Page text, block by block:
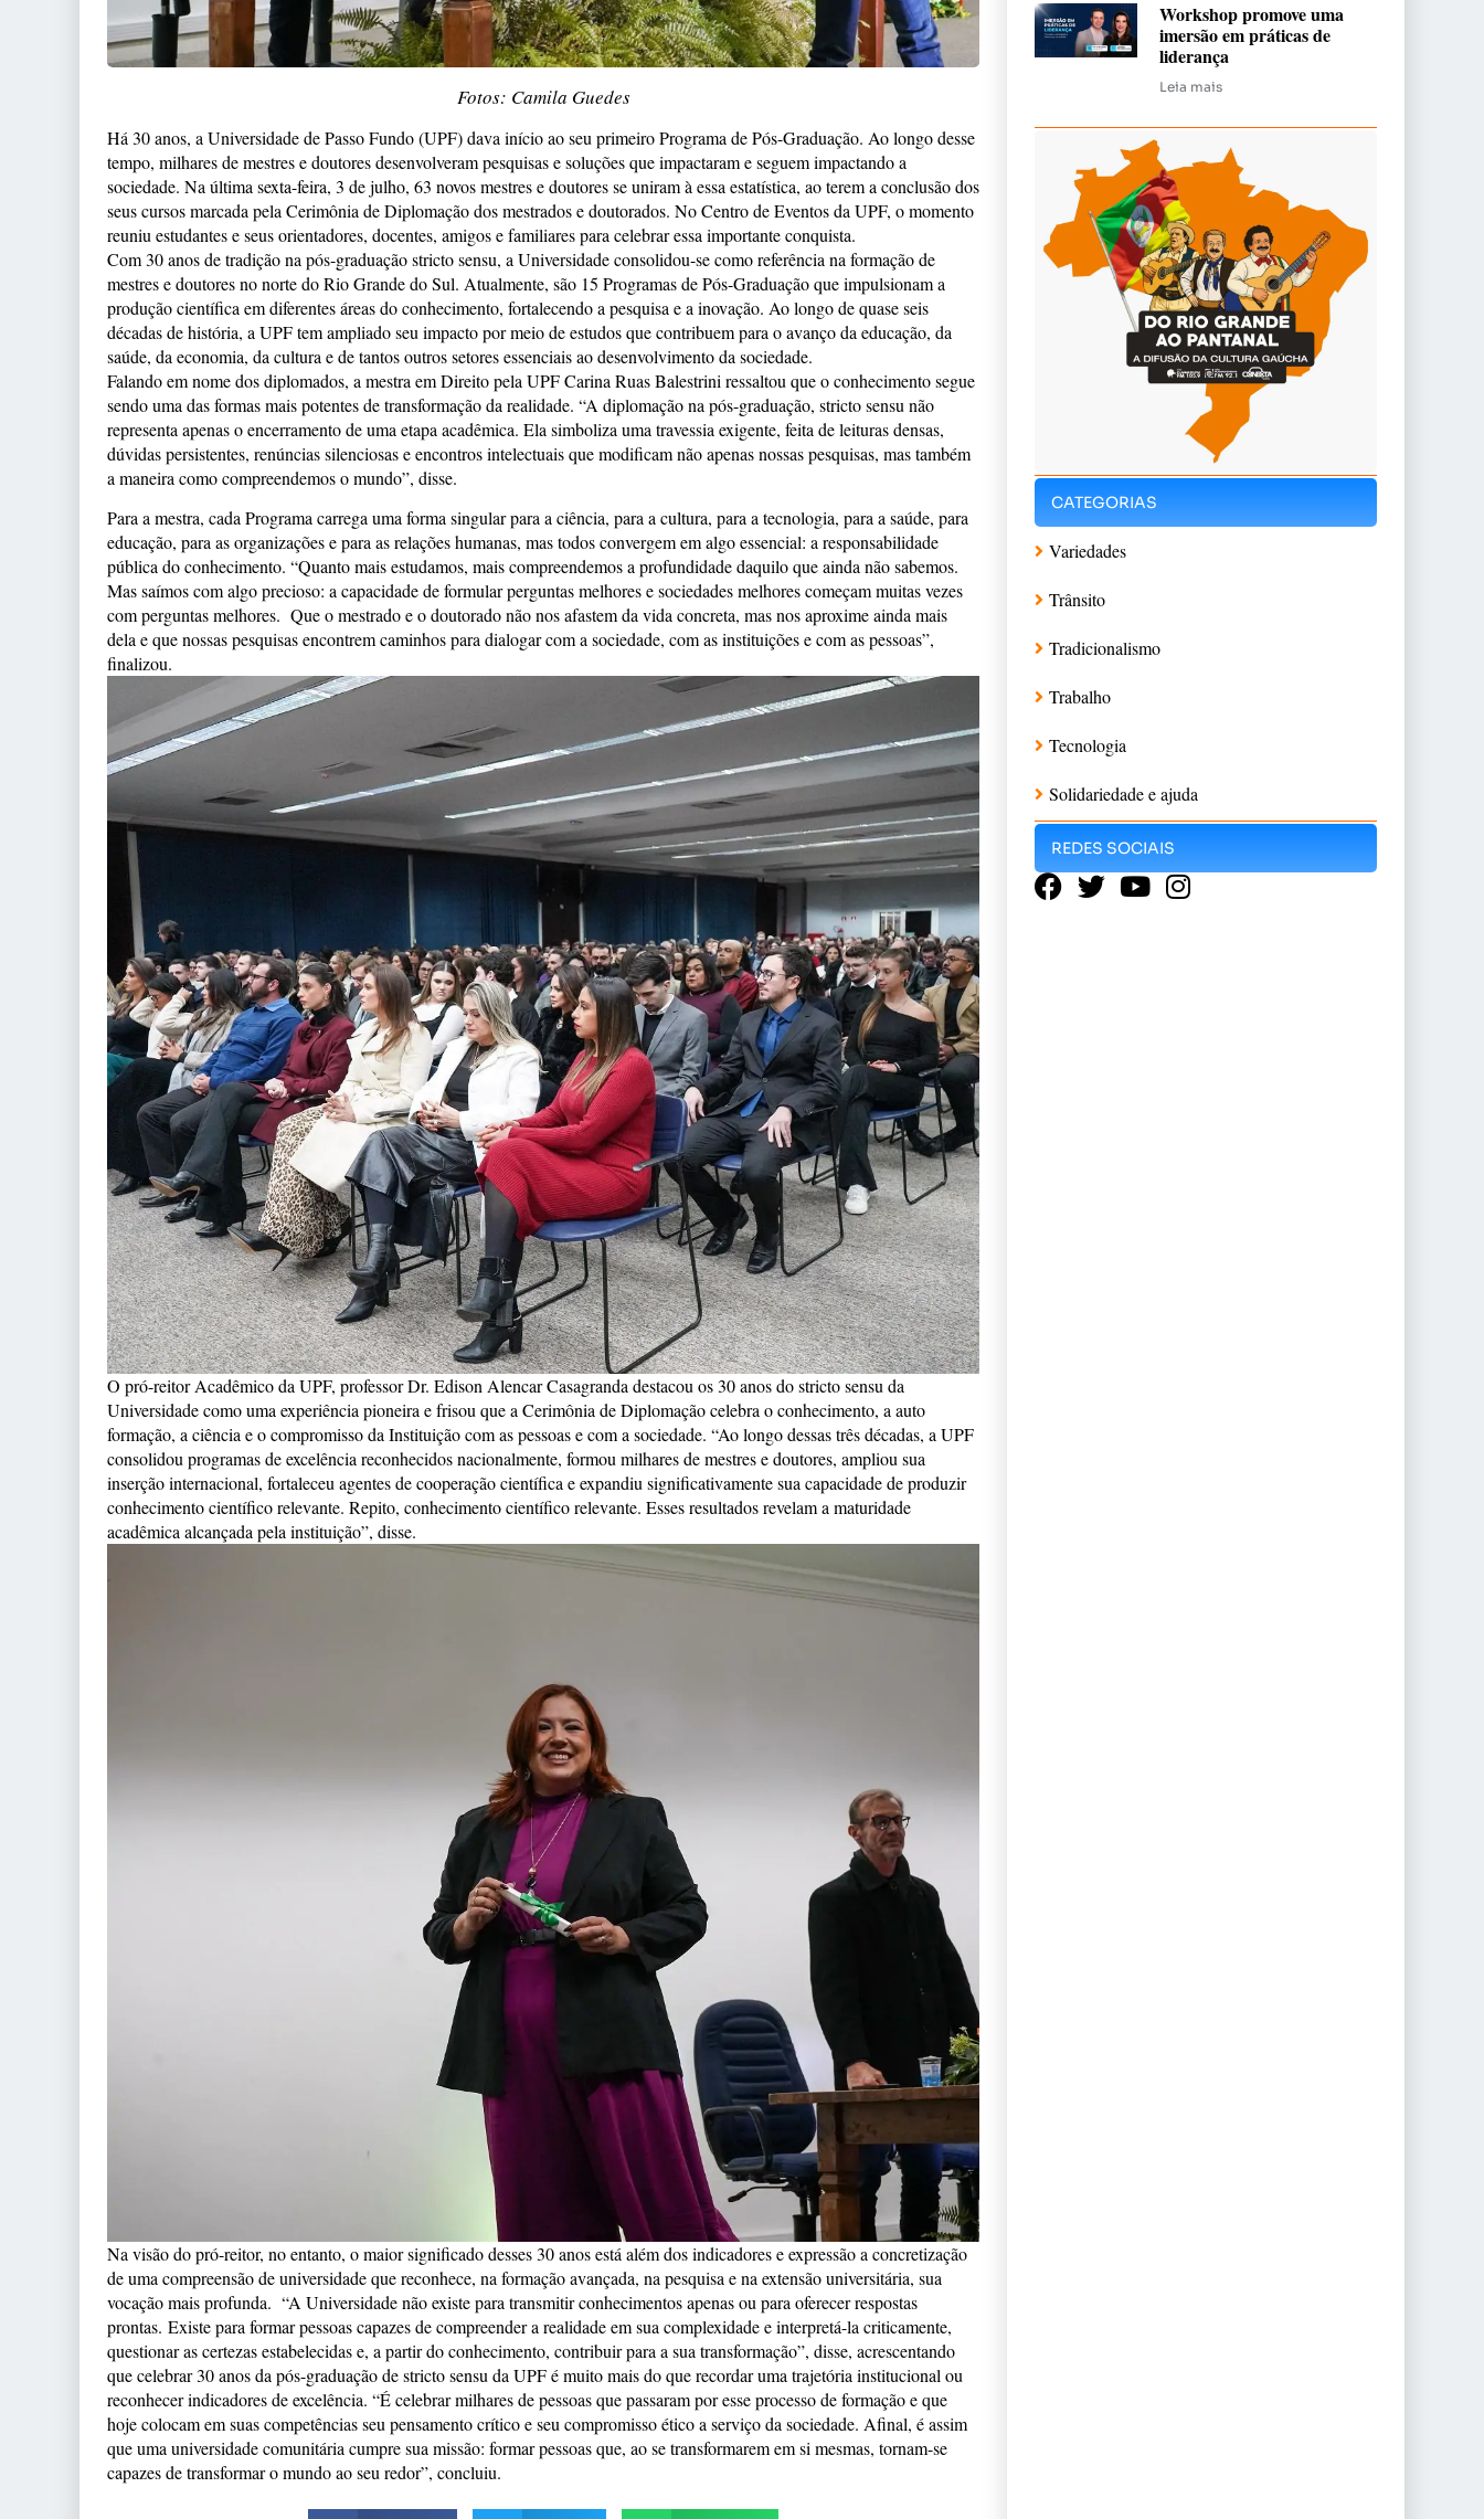
Fotos: Camila Guedes
Há 30 anos, a Universidade de Passo Fundo (UPF) dava início ao seu primeiro Programa de Pós-Graduação. Ao longo desse
tempo, milhares de mestres e doutores desenvolveram pesquisas e soluções que impactaram e seguem impactando a
sociedade. Na última sexta-feira, 3 de julho, 63 novos mestres e doutores se uniram à essa estatística, ao terem a conclusão dos
seus cursos marcada pela Cerimônia de Diplomação dos mestrados e doutorados. No Centro de Eventos da UPF, o momento
reuniu estudantes e seus orientadores, docentes, amigos e familiares para celebrar essa importante conquista.
Com 30 anos de tradição na pós-graduação stricto sensu, a Universidade consolidou-se como referência na formação de
mestres e doutores no norte do Rio Grande do Sul. Atualmente, são 15 Programas de Pós-Graduação que impulsionam a
produção científica em diferentes áreas do conhecimento, fortalecendo a pesquisa e a inovação. Ao longo de quase seis
décadas de história, a UPF tem ampliado seu impacto por meio de estudos que contribuem para o avanço da educação, da
saúde, da economia, da cultura e de tantos outros setores essenciais ao desenvolvimento da sociedade.
Falando em nome dos diplomados, a mestra em Direito pela UPF Carina Ruas Balestrini ressaltou que o conhecimento segue
sendo uma das formas mais potentes de transformação da realidade. “A diplomação na pós-graduação, stricto sensu não
representa apenas o encerramento de uma etapa acadêmica. Ela simboliza uma travessia exigente, feita de leituras densas,
dúvidas persistentes, renúncias silenciosas e encontros intelectuais que modificam não apenas nossas pesquisas, mas também
a maneira como compreendemos o mundo”, disse.
Para a mestra, cada Programa carrega uma forma singular para a ciência, para a cultura, para a tecnologia, para a saúde, para
educação, para as organizações e para as relações humanas, mas todos convergem em algo essencial: a responsabilidade
pública do conhecimento. “Quanto mais estudamos, mais compreendemos a profundidade daquilo que ainda não sabemos.
Mas saímos com algo precioso: a capacidade de formular perguntas melhores e sociedades melhores começam muitas vezes
com perguntas melhores. Que o mestrado e o doutorado não nos afastem da vida concreta, mas nos aproxime ainda mais
dela e que nossas pesquisas encontrem caminhos para dialogar com a sociedade, com as instituições e com as pessoas”,
finalizou.
O pró-reitor Acadêmico da UPF, professor Dr. Edison Alencar Casagranda destacou os 30 anos do stricto sensu da
Universidade como uma experiência pioneira e frisou que a Cerimônia de Diplomação celebra o conhecimento, a auto
formação, a ciência e o compromisso da Instituição com as pessoas e com a sociedade. “Ao longo dessas três décadas, a UPF
consolidou programas de excelência reconhecidos nacionalmente, formou milhares de mestres e doutores, ampliou sua
inserção internacional, fortaleceu agentes de cooperação científica e expandiu significativamente sua capacidade de produzir
conhecimento científico relevante. Repito, conhecimento científico relevante. Esses resultados revelam a maturidade
acadêmica alcançada pela instituição”, disse.
Na visão do pró-reitor, no entanto, o maior significado desses 30 anos está além dos indicadores e expressão a concretização
de uma compreensão de universidade que reconhece, na formação avançada, na pesquisa e na extensão universitária, sua
vocação mais profunda. “A Universidade não existe para transmitir conhecimentos apenas ou para oferecer respostas
prontas. Existe para formar pessoas capazes de compreender a realidade em sua complexidade e interpretá-la criticamente,
questionar as certezas estabelecidas e, a partir do conhecimento, contribuir para a sua transformação”, disse, acrescentando
que celebrar 30 anos da pós-graduação de stricto sensu da UPF é muito mais do que recordar uma trajetória institucional ou
reconhecer indicadores de excelência. “É celebrar milhares de pessoas que passaram por esse processo de formação e que
hoje colocam em suas competências seu pensamento crítico e seu compromisso ético a serviço da sociedade. Afinal, é assim
que uma universidade comunitária cumpre sua missão: formar pessoas que, ao se transformarem em si mesmas, tornam-se
capazes de transformar o mundo ao seu redor”, concluiu.
Workshop promove uma
imersão em práticas de
liderança
Leia mais
CATEGORIAS
Variedades
Trânsito
Tradicionalismo
Trabalho
Tecnologia
Solidariedade e ajuda
REDES SOCIAIS